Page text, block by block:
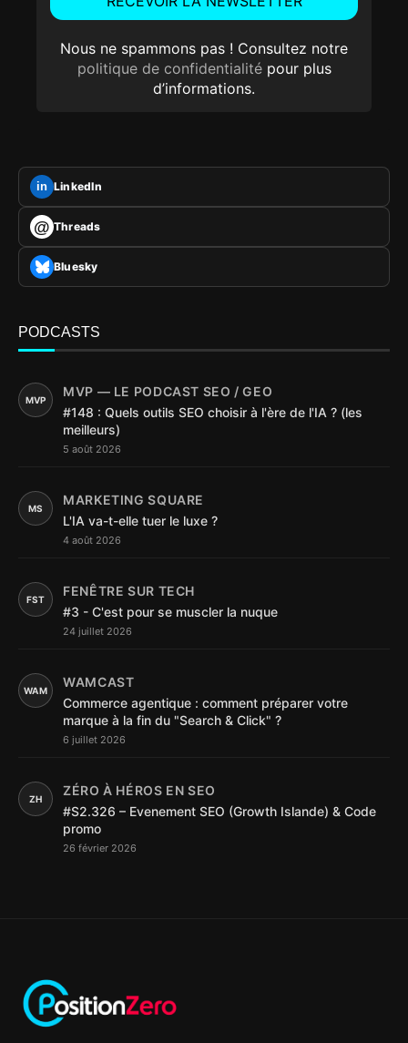
Nous ne spammons pas ! Consultez notre
politique de confidentialitépour plus
d’informations.
in LinkedIn
@ Threads
Bluesky
PODCASTS
MVP
MVP — LE PODCAST SEO / GEO
#148 : Quels outils SEO choisir à l'ère de l'IA ? (les
meilleurs)
5 août 2026
MS
MARKETING SQUARE
L'IA va-t-elle tuer le luxe ?
4 août 2026
FST
FENÊTRE SUR TECH
#3 - C'est pour se muscler la nuque
24 juillet 2026
WAM
WAMCAST
Commerce agentique : comment préparer votre
marque à la fin du "Search & Click" ?
6 juillet 2026
ZH
ZÉRO À HÉROS EN SEO
#S2.326 – Evenement SEO (Growth Islande) & Code
promo
26 février 2026